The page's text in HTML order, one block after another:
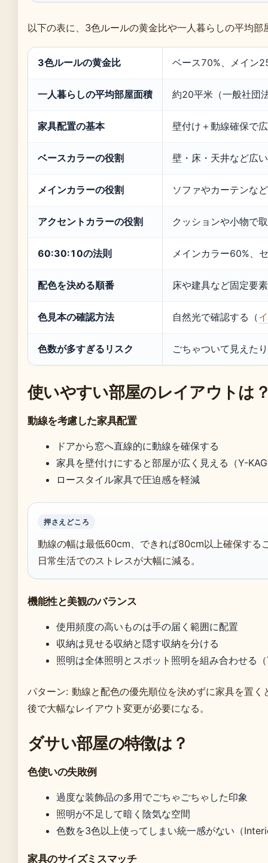
以下の表に、3色ルールの黄金比や一人暮らしの平均
3色ルールの黄金比 ベース70%、メイン
一人暮らしの平均部屋面積 約20平米（一般社団
家具配置の基本 壁付け＋動線確保で
ベースカラーの役割 壁・床・天井など広
メインカラーの役割 ソファやカーテンな
アクセントカラーの役割 クッションや小物で
60:30:10の法則 メインカラー60%、
配色を決める順番 床や建具など固定要
色見本の確認方法 自然光で確認する（
色数が多すぎるリスク ごちゃついて見えた
使いやすい部屋のレイアウトは
動線を考慮した家具配置
ドアから窓へ直線的に動線を確保する
家具を壁付けにすると部屋が広く見える（Y-
ロースタイル家具で圧迫感を軽減
押さえどころ
動線の幅は最低60cm、できれば80cm以上確保する
日常生活でのストレスが大幅に減る。
機能性と美観のバランス
使用頻度の高いものは手の届く範囲に配置
収納は見せる収納と隠す収納を分ける
照明は全体照明とスポット照明を組み合わせる
パターン: 動線と配色の優先順位を決めずに家具を置く
後で大幅なレイアウト変更が必要になる。
ダサい部屋の特徴は？
色使いの失敗例
過度な装飾品の多用でごちゃごちゃした印象
照明が不足して暗く陰気な空間
色数を3色以上使ってしまい統一感がない（
家具のサイズミスマッチ